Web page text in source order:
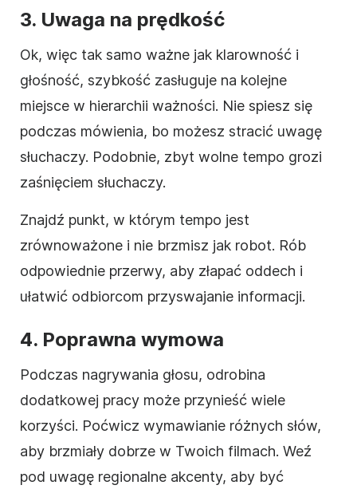
3. Uwaga na prędkość
Ok, więc tak samo ważne jak klarowność i
głośność, szybkość zasługuje na kolejne
miejsce w hierarchii ważności. Nie spiesz się
podczas mówienia, bo możesz stracić uwagę
słuchaczy. Podobnie, zbyt wolne tempo grozi
zaśnięciem słuchaczy.
Znajdź punkt, w którym tempo jest
zrównoważone i nie brzmisz jak robot. Rób
odpowiednie przerwy, aby złapać oddech i
ułatwić odbiorcom przyswajanie informacji.
4. Poprawna wymowa
Podczas nagrywania głosu, odrobina
dodatkowej pracy może przynieść wiele
korzyści. Poćwicz wymawianie różnych słów,
aby brzmiały dobrze w Twoich filmach. Weź
pod uwagę regionalne akcenty, aby być